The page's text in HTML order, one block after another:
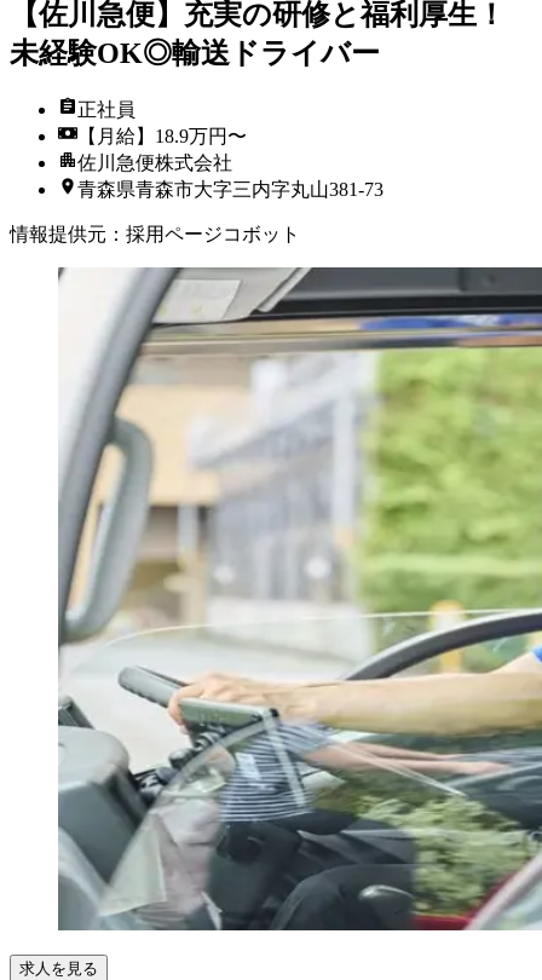
【佐川急便】充実の研修と福利厚生！
未経験OK◎輸送ドライバー
正社員
【月給】18.9万円〜
佐川急便株式会社
青森県青森市大字三内字丸山381-73
情報提供元 ： 採用ページコボット
求人を見る